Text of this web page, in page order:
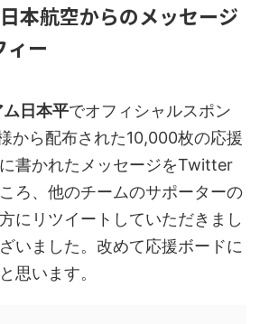
本航空からのメッセージ
ィー
日本平でオフィシャルスポン
から配布された10,000枚の応援
書かれたメッセージをTwitter
ろ、他のチームのサポーターの
にリツイートしていただきまし
いました。改めて応援ボードに
思います。